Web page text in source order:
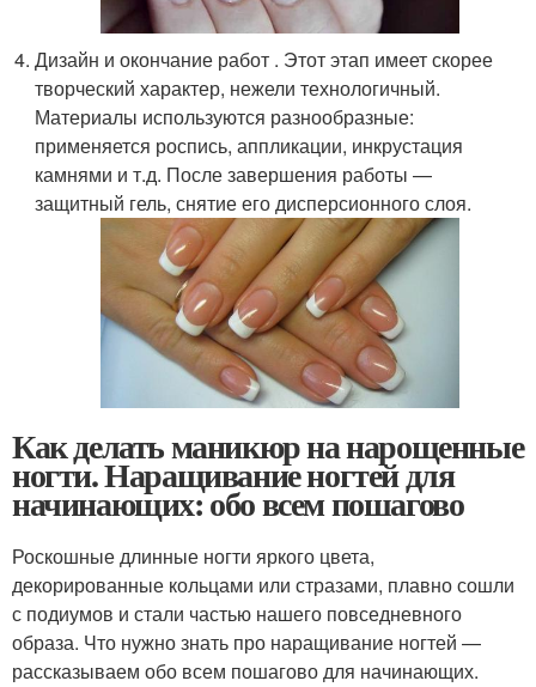
Дизайн и окончание работ . Этот этап имеет скорее
творческий характер, нежели технологичный.
Материалы используются разнообразные:
применяется роспись, аппликации, инкрустация
камнями и т.д. После завершения работы —
защитный гель, снятие его дисперсионного слоя.
Как делать маникюр на нарощенные
ногти. Наращивание ногтей для
начинающих: обо всем пошагово
Роскошные длинные ногти яркого цвета,
декорированные кольцами или стразами, плавно сошли
с подиумов и стали частью нашего повседневного
образа. Что нужно знать про наращивание ногтей —
рассказываем обо всем пошагово для начинающих.